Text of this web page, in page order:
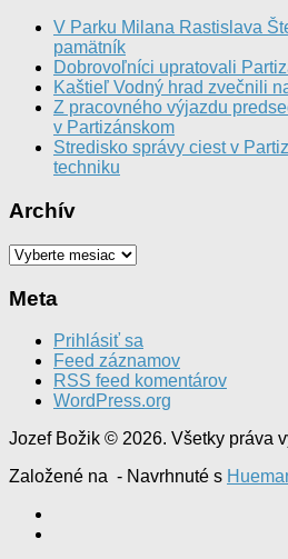
V Parku Milana Rastislava
pamätník
Dobrovoľníci upratovali
Kaštieľ Vodný hrad zvečnili
Z pracovného výjazdu
v Partizánskom
Stredisko správy ciest v
techniku
Archív
Archív
Meta
Prihlásiť sa
Feed záznamov
RSS feed komentárov
WordPress.org
Jozef Božik © 2026. Všetky práva
Založené na - Navrhnuté s